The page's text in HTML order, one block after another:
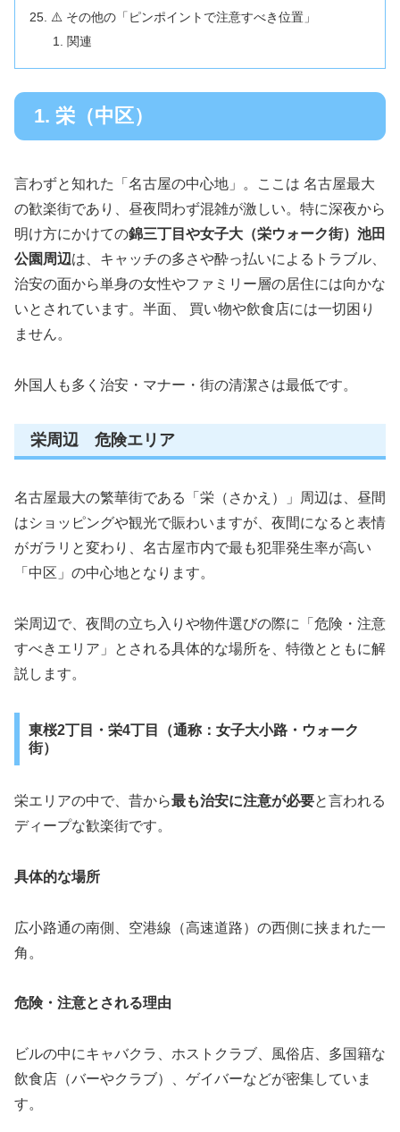
⚠️ その他の「ピンポイントで注意すべき位置」
関連
1. 栄（中区）
言わずと知れた「名古屋の中心地」。ここは 名古屋最大
の歓楽街であり、昼夜問わず混雑が激しい。特に深夜から
明け方にかけての錦三丁目や女子大（栄ウォーク街）池田
公園周辺は、キャッチの多さや酔っ払いによるトラブル、
治安の面から単身の女性やファミリー層の居住には向かな
いとされています。半面、 買い物や飲食店には一切困り
ません。
外国人も多く治安・マナー・街の清潔さは最低です。
栄周辺 危険エリア
名古屋最大の繁華街である「栄（さかえ）」周辺は、昼間
はショッピングや観光で賑わいますが、夜間になると表情
がガラリと変わり、名古屋市内で最も犯罪発生率が高い
「中区」の中心地となります。
栄周辺で、夜間の立ち入りや物件選びの際に「危険・注意
すべきエリア」とされる具体的な場所を、特徴とともに解
説します。
東桜2丁目・栄4丁目（通称：女子大小路・ウォーク
街）
栄エリアの中で、昔から最も治安に注意が必要と言われる
ディープな歓楽街です。
具体的な場所
広小路通の南側、空港線（高速道路）の西側に挟まれた一
角。
危険・注意とされる理由
ビルの中にキャバクラ、ホストクラブ、風俗店、多国籍な
飲食店（バーやクラブ）、ゲイバーなどが密集していま
す。